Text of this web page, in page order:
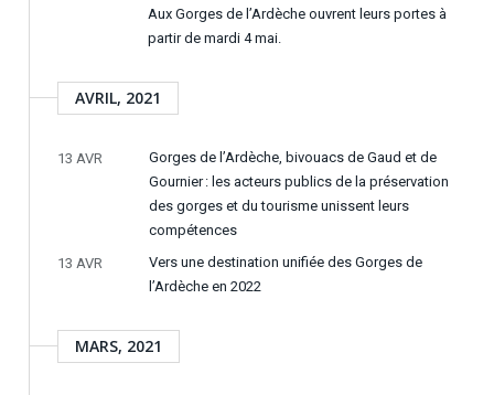
Aux Gorges de l’Ardèche ouvrent leurs portes à
partir de mardi 4 mai.
AVRIL, 2021
13 AVR
Gorges de l’Ardèche, bivouacs de Gaud et de
Gournier : les acteurs publics de la préservation
des gorges et du tourisme unissent leurs
compétences
13 AVR
Vers une destination unifiée des Gorges de
l’Ardèche en 2022
MARS, 2021